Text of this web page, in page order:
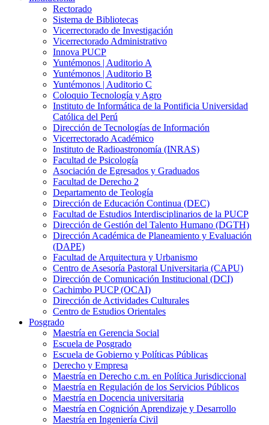
Rectorado
Sistema de Bibliotecas
Vicerrectorado de Investigación
Vicerrectorado Administrativo
Innova PUCP
Yuntémonos | Auditorio A
Yuntémonos | Auditorio B
Yuntémonos | Auditorio C
Coloquio Tecnología y Agro
Instituto de Informática de la Pontificia Universidad
Católica del Perú
Dirección de Tecnologías de Información
Vicerrectorado Académico
Instituto de Radioastronomía (INRAS)
Facultad de Psicología
Asociación de Egresados y Graduados
Facultad de Derecho 2
Departamento de Teología
Dirección de Educación Continua (DEC)
Facultad de Estudios Interdisciplinarios de la PUCP
Dirección de Gestión del Talento Humano (DGTH)
Dirección Académica de Planeamiento y Evaluación
(DAPE)
Facultad de Arquitectura y Urbanismo
Centro de Asesoría Pastoral Universitaria (CAPU)
Dirección de Comunicación Institucional (DCI)
Cachimbo PUCP (OCAI)
Dirección de Actividades Culturales
Centro de Estudios Orientales
Posgrado
Maestría en Gerencia Social
Escuela de Posgrado
Escuela de Gobierno y Políticas Públicas
Derecho y Empresa
Maestría en Derecho c.m. en Política Jurisdiccional
Maestría en Regulación de los Servicios Públicos
Maestría en Docencia universitaria
Maestría en Cognición Aprendizaje y Desarrollo
Maestría en Ingeniería Civil